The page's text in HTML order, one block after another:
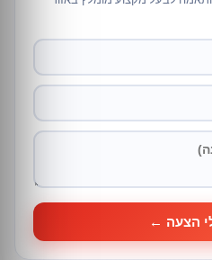
הצעה ←